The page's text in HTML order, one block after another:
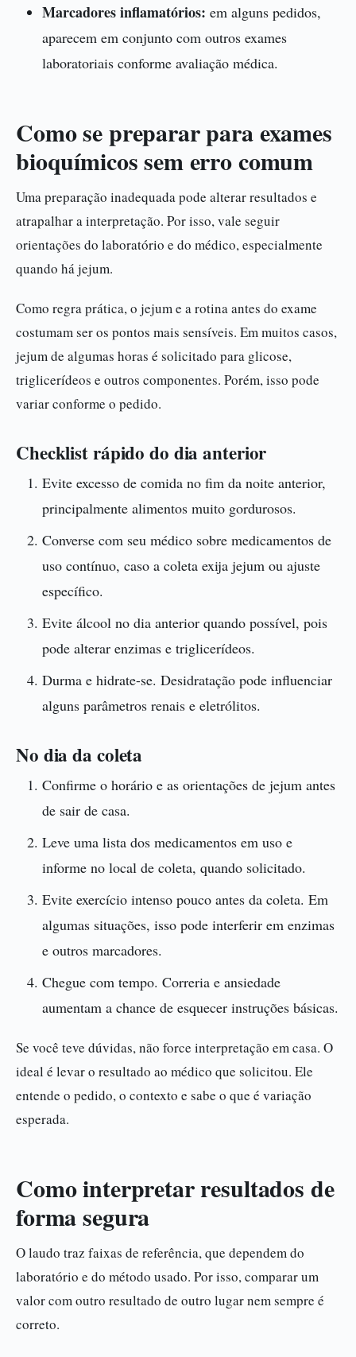
Marcadores inflamatórios: em alguns pedidos,
aparecem em conjunto com outros exames
laboratoriais conforme avaliação médica.
Como se preparar para exames
bioquímicos sem erro comum
Uma preparação inadequada pode alterar resultados e
atrapalhar a interpretação. Por isso, vale seguir
orientações do laboratório e do médico, especialmente
quando há jejum.
Como regra prática, o jejum e a rotina antes do exame
costumam ser os pontos mais sensíveis. Em muitos casos,
jejum de algumas horas é solicitado para glicose,
triglicerídeos e outros componentes. Porém, isso pode
variar conforme o pedido.
Checklist rápido do dia anterior
Evite excesso de comida no fim da noite anterior,
principalmente alimentos muito gordurosos.
Converse com seu médico sobre medicamentos de
uso contínuo, caso a coleta exija jejum ou ajuste
específico.
Evite álcool no dia anterior quando possível, pois
pode alterar enzimas e triglicerídeos.
Durma e hidrate-se. Desidratação pode influenciar
alguns parâmetros renais e eletrólitos.
No dia da coleta
Confirme o horário e as orientações de jejum antes
de sair de casa.
Leve uma lista dos medicamentos em uso e
informe no local de coleta, quando solicitado.
Evite exercício intenso pouco antes da coleta. Em
algumas situações, isso pode interferir em enzimas
e outros marcadores.
Chegue com tempo. Correria e ansiedade
aumentam a chance de esquecer instruções básicas.
Se você teve dúvidas, não force interpretação em casa. O
ideal é levar o resultado ao médico que solicitou. Ele
entende o pedido, o contexto e sabe o que é variação
esperada.
Como interpretar resultados de
forma segura
O laudo traz faixas de referência, que dependem do
laboratório e do método usado. Por isso, comparar um
valor com outro resultado de outro lugar nem sempre é
correto.